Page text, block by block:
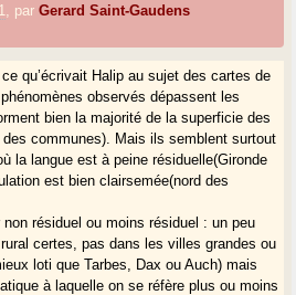
parGerard Saint-Gaudens
qu’écrivait Halip au sujet des cartes de
observés dépassent les
bien la majorité de la superficie des
communes). Mais ils semblent surtout
la langue est à peine résiduelle(Gironde
est bien clairsemée(nord des
non résiduel ou moins résiduel : un peu
certes, pas dans les villes grandes ou
loti que Tarbes, Dax ou Auch) mais
à laquelle on se réfère plus ou moins